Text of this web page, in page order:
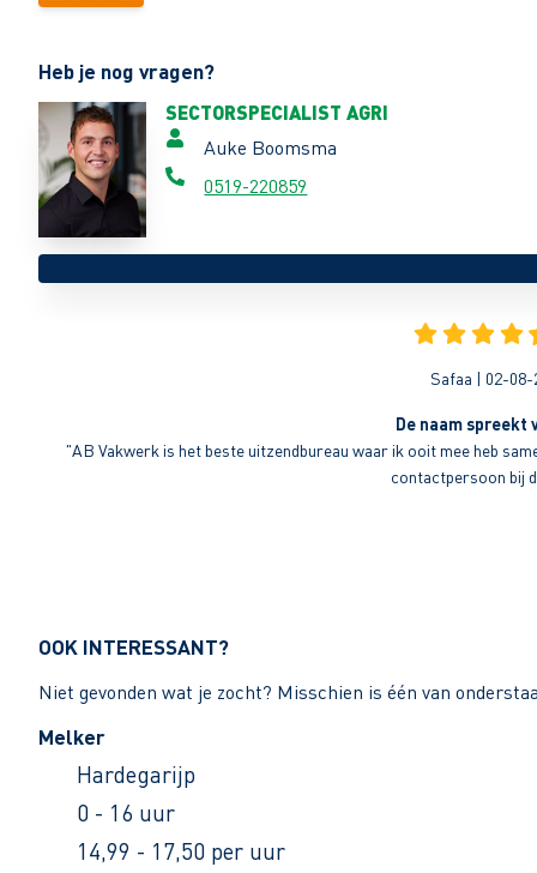
Heb je nog vragen?
SECTORSPECIALIST AGRI
Auke Boomsma
0519-220859
Safaa | 02-08-
De naam spreekt
"AB Vakwerk is het beste uitzendbureau waar ik ooit mee heb
contactpersoon bij
OOK INTERESSANT?
Niet gevonden wat je zocht? Misschien is één van
Melker
Hardegarijp
0 - 16 uur
14,99 - 17,50 per uur